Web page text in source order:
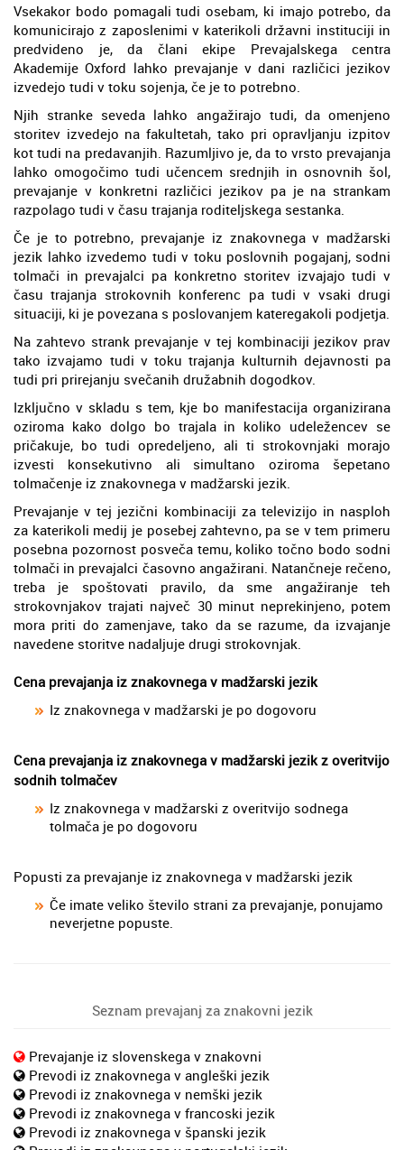
Vsekakor bodo pomagali tudi osebam, ki imajo potrebo, da
komunicirajo z zaposlenimi v katerikoli državni instituciji in
predvideno je, da člani ekipe Prevajalskega centra
Akademije Oxford lahko prevajanje v dani različici jezikov
izvedejo tudi v toku sojenja, če je to potrebno.
Njih stranke seveda lahko angažirajo tudi, da omenjeno
storitev izvedejo na fakultetah, tako pri opravljanju izpitov
kot tudi na predavanjih. Razumljivo je, da to vrsto prevajanja
lahko omogočimo tudi učencem srednjih in osnovnih šol,
prevajanje v konkretni različici jezikov pa je na strankam
razpolago tudi v času trajanja roditeljskega sestanka.
Če je to potrebno, prevajanje iz znakovnega v madžarski
jezik lahko izvedemo tudi v toku poslovnih pogajanj, sodni
tolmači in prevajalci pa konkretno storitev izvajajo tudi v
času trajanja strokovnih konferenc pa tudi v vsaki drugi
situaciji, ki je povezana s poslovanjem kateregakoli podjetja.
Na zahtevo strank prevajanje v tej kombinaciji jezikov prav
tako izvajamo tudi v toku trajanja kulturnih dejavnosti pa
tudi pri prirejanju svečanih družabnih dogodkov.
Izključno v skladu s tem, kje bo manifestacija organizirana
oziroma kako dolgo bo trajala in koliko udeležencev se
pričakuje, bo tudi opredeljeno, ali ti strokovnjaki morajo
izvesti konsekutivno ali simultano oziroma šepetano
tolmačenje iz znakovnega v madžarski jezik.
Prevajanje v tej jezični kombinaciji za televizijo in nasploh
za katerikoli medij je posebej zahtevno, pa se v tem primeru
posebna pozornost posveča temu, koliko točno bodo sodni
tolmači in prevajalci časovno angažirani. Natančneje rečeno,
treba je spoštovati pravilo, da sme angažiranje teh
strokovnjakov trajati največ 30 minut neprekinjeno, potem
mora priti do zamenjave, tako da se razume, da izvajanje
navedene storitve nadaljuje drugi strokovnjak.
Cena prevajanja iz znakovnega v madžarski jezik
Iz znakovnega v madžarski je po dogovoru
Cena prevajanja iz znakovnega v madžarski jezik z overitvijo
sodnih tolmačev
Iz znakovnega v madžarski z overitvijo sodnega
tolmača je po dogovoru
Popusti za prevajanje iz znakovnega v madžarski jezik
Če imate veliko število strani za prevajanje, ponujamo
neverjetne popuste.
Seznam prevajanj za znakovni jezik
Prevajanje iz slovenskega v znakovni
Prevodi iz znakovnega v angleški jezik
Prevodi iz znakovnega v nemški jezik
Prevodi iz znakovnega v francoski jezik
Prevodi iz znakovnega v španski jezik